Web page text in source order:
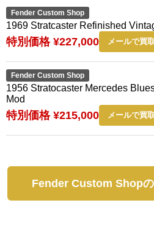
Fender Custom Shop
1969 Stratcaster Refinished
特別価格 ¥227,000 メールで買
Fender Custom Shop
1956 Stratocaster Mercedes
Mod
特別価格 ¥215,000 メールで買
Fender Custom Shop